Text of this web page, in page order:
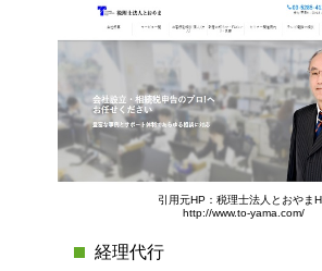
引用元HP：税理士法人とおやま
http://www.to-yama.com/
経理代行